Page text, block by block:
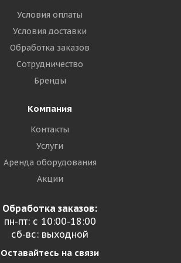
Условия оплаты
Условия доставки
Обработка заказов
Сотрудничество
Бренды
Компания
Контакты
Услуги
Аренда оборудования
Акции
Обработка заказов:
пн-пт: с 10:00-18:00
сб-вс: выходной
Оставайтесь на связи